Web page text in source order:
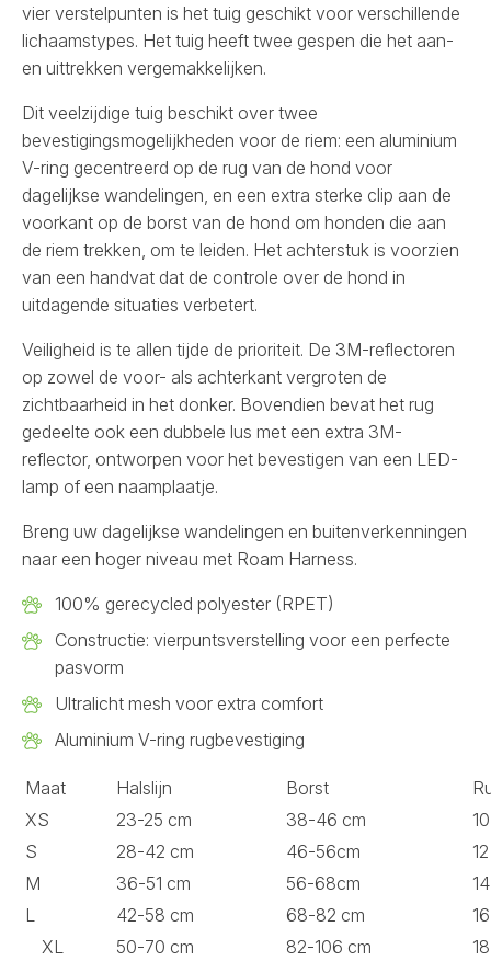
vier verstelpunten is het tuig geschikt voor verschillende
lichaamstypes. Het tuig heeft twee gespen die het aan-
en uittrekken vergemakkelijken.
Dit veelzijdige tuig beschikt over twee
bevestigingsmogelijkheden voor de riem: een aluminium
V-ring gecentreerd op de rug van de hond voor
dagelijkse wandelingen, en een extra sterke clip aan de
voorkant op de borst van de hond om honden die aan
de riem trekken, om te leiden. Het achterstuk is voorzien
van een handvat dat de controle over de hond in
uitdagende situaties verbetert.
Veiligheid is te allen tijde de prioriteit. De 3M-reflectoren
op zowel de voor- als achterkant vergroten de
zichtbaarheid in het donker. Bovendien bevat het rug
gedeelte ook een dubbele lus met een extra 3M-
reflector, ontworpen voor het bevestigen van een LED-
lamp of een naamplaatje.
Breng uw dagelijkse wandelingen en buitenverkenningen
naar een hoger niveau met Roam Harness.
100% gerecycled polyester (RPET)
Constructie: vierpuntsverstelling voor een perfecte
pasvorm
Ultralicht mesh voor extra comfort
Aluminium V-ring rugbevestiging
Maat Halslijn Borst
XS
23-25 ​​cm 38-46 cm
S
28-42 cm 46-56cm
M
36-51 cm 56-68cm
L
42-58 cm 68-82 cm
XL
50-70 cm 82-106 cm